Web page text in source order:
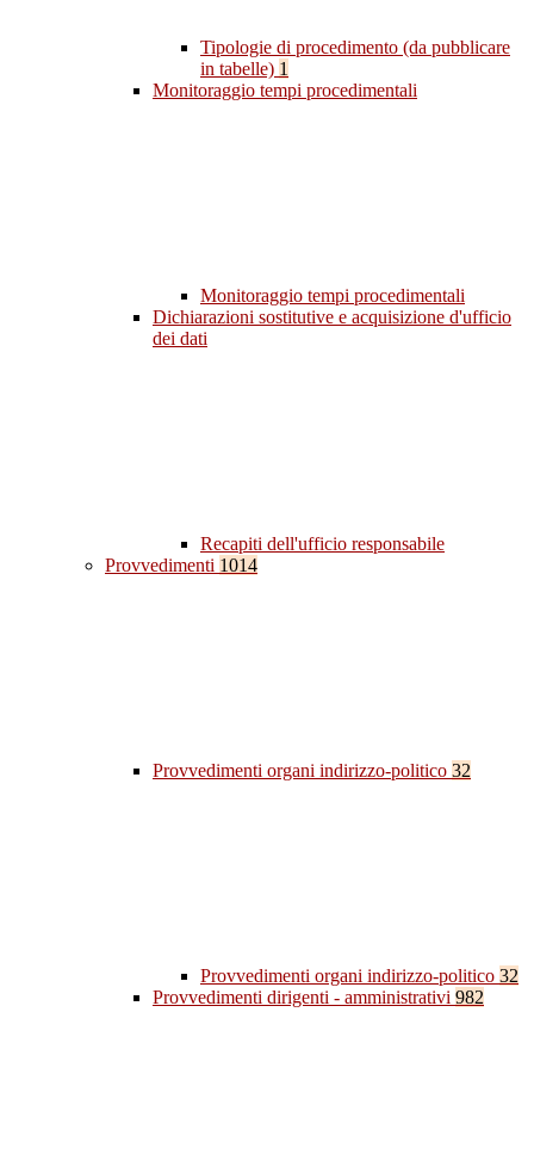
Tipologie di procedimento (da pubblicare
in tabelle) 1
Monitoraggio tempi procedimentali
Monitoraggio tempi procedimentali
Dichiarazioni sostitutive e acquisizione d'ufficio
dei dati
Recapiti dell'ufficio responsabile
Provvedimenti 1014
Provvedimenti organi indirizzo-politico 32
Provvedimenti organi indirizzo-politico 32
Provvedimenti dirigenti - amministrativi 982